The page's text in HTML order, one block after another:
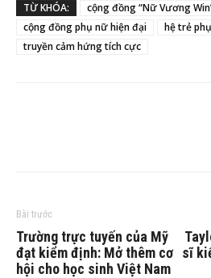
TỪ KHÓA:
cộng đồng “Nữ Vương
cộng đồng phụ nữ hiện đại
hệ trẻ
truyền cảm hứng tích cực
Bài trước
Trường trực tuyến của Mỹ
đạt kiểm định: Mở thêm cơ
hội cho học sinh Việt Nam
sĩ